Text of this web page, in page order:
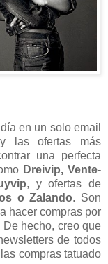
en un solo email
las ofertas más
una perfecta
Dreivip, Vente-
, y ofertas de
o Zalando. Son
hacer compras por
De hecho, creo que
de todos
compras tatuado